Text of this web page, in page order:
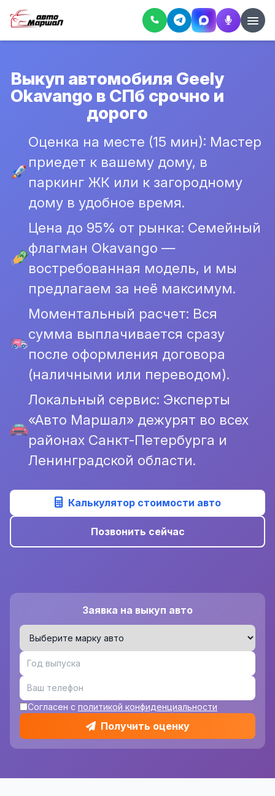
Выкуп автомобиля Geely
Okavango в СПб срочно и
дорого
Оценка на месте (15 мин): Мастер
приедет к вашему дому, в
паркинг ЖК или к загородному
дому в удобное время.
Цена до 95% от рынка: Семейный
флагман Okavango —
востребованная модель, и мы
предлагаем за неё максимум.
Моментальный расчет: Вся
сумма выплачивается сразу
после оформления договора
(наличными или переводом).
Локальный сервис: Эксперты
«Авто Маршал» дежурят во всех
районах Санкт-Петербурга и
Ленинградской области.
Калькулятор стоимости авто
Позвонить сейчас
Заявка на выкуп авто
Согласен с политикой конфиденциальности
Получить оценку